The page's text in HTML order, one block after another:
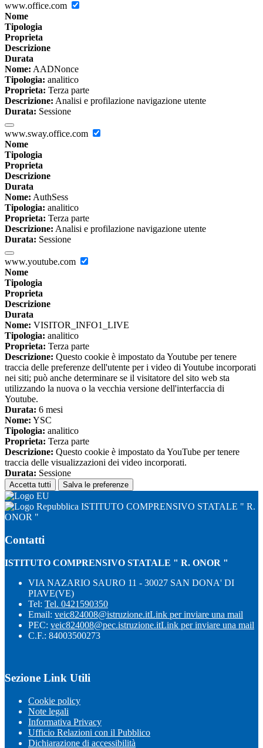
www.office.com
Nome
Tipologia
Proprieta
Descrizione
Durata
Nome: AADNonce
Tipologia: analitico
Proprieta: Terza parte
Descrizione: Analisi e profilazione navigazione utente
Durata: Sessione
www.sway.office.com
Nome
Tipologia
Proprieta
Descrizione
Durata
Nome: AuthSess
Tipologia: analitico
Proprieta: Terza parte
Descrizione: Analisi e profilazione navigazione utente
Durata: Sessione
www.youtube.com
Nome
Tipologia
Proprieta
Descrizione
Durata
Nome: VISITOR_INFO1_LIVE
Tipologia: analitico
Proprieta: Terza parte
Descrizione: Questo cookie è impostato da Youtube per tenere
traccia delle preferenze dell'utente per i video di Youtube incorporati
nei siti; può anche determinare se il visitatore del sito web sta
utilizzando la nuova o la vecchia versione dell'interfaccia di
Youtube.
Durata: 6 mesi
Nome: YSC
Tipologia: analitico
Proprieta: Terza parte
Descrizione: Questo cookie è impostato da YouTube per tenere
traccia delle visualizzazioni dei video incorporati.
Durata: Sessione
Accetta tutti Salva le preferenze
ISTITUTO COMPRENSIVO STATALE " R.
ONOR "
Contatti
ISTITUTO COMPRENSIVO STATALE " R. ONOR "
VIA NAZARIO SAURO 11 - 30027 SAN DONA' DI
PIAVE(VE)
Tel: Tel. 0421590350
Email: veic824008@istruzione.itLink per inviare una mail
PEC: veic824008@pec.istruzione.itLink per inviare una mail
C.F.: 84003500273
Sezione Link Utili
Cookie policy
Note legali
Informativa Privacy
Ufficio Relazioni con il Pubblico
Dichiarazione di accessibilità